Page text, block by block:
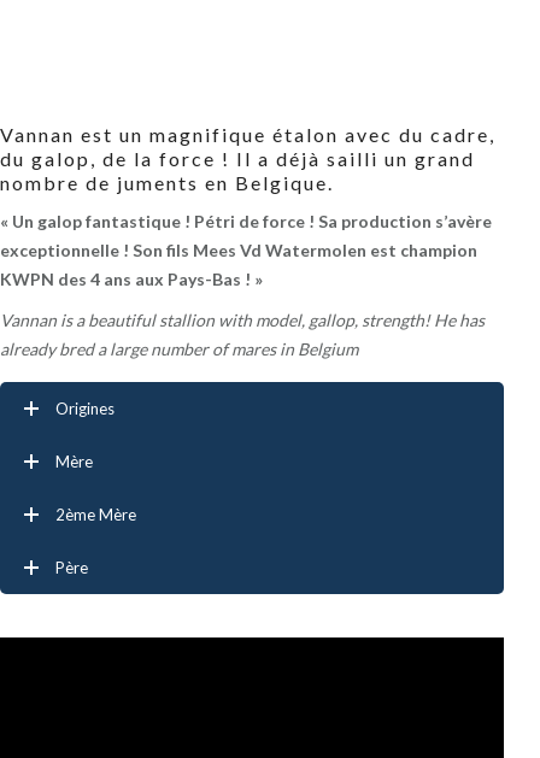
Vannan est un magnifique étalon avec du cadre,
du galop, de la force ! Il a déjà sailli un grand
nombre de juments en Belgique.
« Un galop fantastique ! Pétri de force ! Sa production s’avère
exceptionnelle ! Son fils Mees Vd Watermolen est champion
KWPN des 4 ans aux Pays-Bas ! »
Vannan is a beautiful stallion with model, gallop, strength! He has
already bred a large number of mares in Belgium
Origines
Mère
2ème Mère
Père